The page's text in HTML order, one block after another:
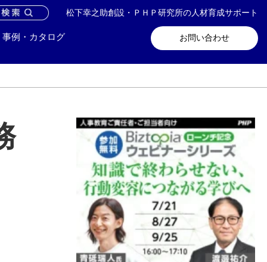
松下幸之助創設・ＰＨＰ研究所の人材育成サポート
お問い合わせ
事例・カタログ
い合わせ メールマガジン登録